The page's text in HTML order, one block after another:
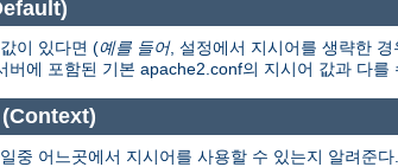
이 있다면 (예를 들어, 설정에서 지시어를 생략한
버에 포함된 기본 apache2.conf의 지시어 값과 다를
중 어느곳에서 지시어를 사용할 수 있는지 알려준